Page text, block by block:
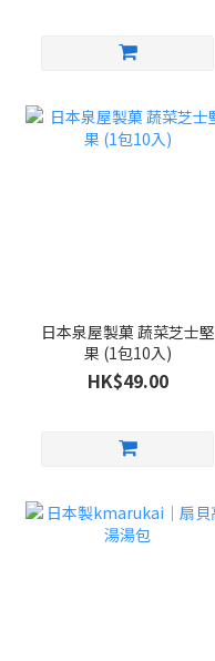
日本泉屋製菓 蔬菜芝士堅
果 (1包10入)
HK$49.00